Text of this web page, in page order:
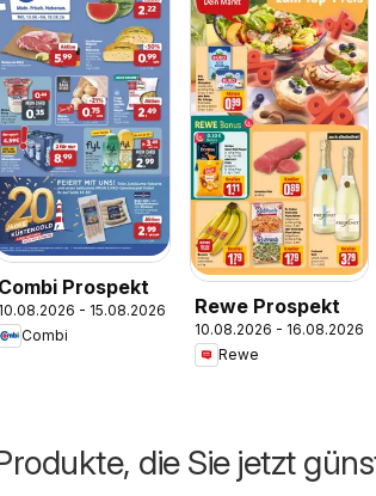
Combi Prospekt
10.08.2026 - 15.08.2026
Combi
Rewe Prospekt
10.08.2026 - 16.08.2026
Rewe
die Sie jetzt